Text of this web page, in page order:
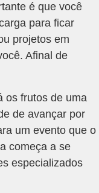
é que você
para ficar
projetos em
Afinal de
os frutos de uma
de avançar por
um evento que o
começa a se
especializados